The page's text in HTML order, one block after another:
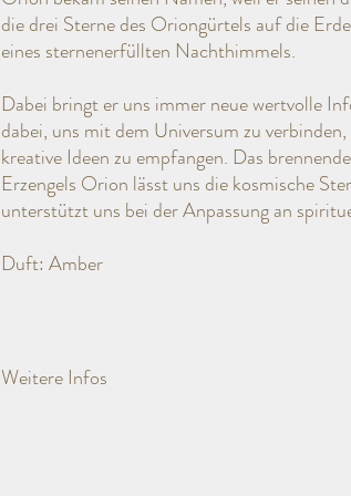
die drei Sterne des Oriongürtels auf die
eines sternenerfüllten Nachthimmels.
Dabei bringt er uns immer neue wertvolle
dabei, uns mit dem Universum zu
kreative Ideen zu empfangen. Das
Erzengels Orion lässt uns die kosmische
unterstützt uns bei der Anpassung an
Duft: Amber
Weitere Infos